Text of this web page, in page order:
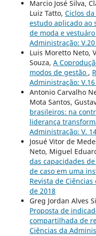
Marcio José Silva,
Luiz Tatto, Ciclos
estudo aplicado ao
de moda e vestuáro
Administração:
Luis Moretto Neto,
Souza, A
modos de gestão ,
Administração:
Antonio Carvalho
Mota Santos,
brasileiros: na
liderança
Administração: V.
Josué Vitor de
Neto, Miguel
das capacidades
de caso em uma
Revista de
de 2018
Greg Jordan Alves
Proposta de
compartilhada de
Ciências da